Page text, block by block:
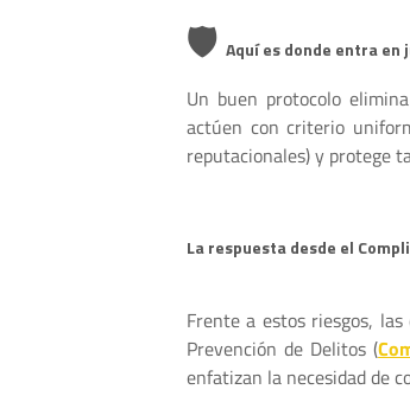
🛡️ Aquí es donde entra
Un buen protocolo
actúen con criterio
reputacionales) y protege
La respuesta desde el
Frente a estos riesgos,
Prevención de Delitos (
enfatizan la necesidad de